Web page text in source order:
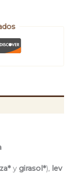
y girasol*), lev